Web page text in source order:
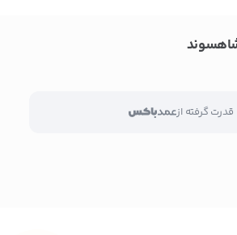
هیچ نوع مسئولیتی در قبال نداشته و
شده بر عهده فرد آگهی دهنده می باشد.
قدرت گرفته از